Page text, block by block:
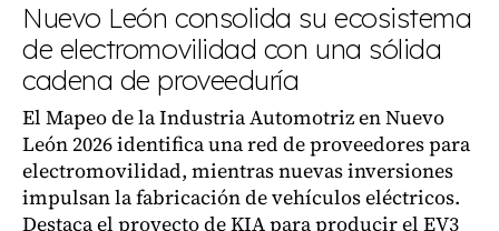
Nuevo León consolida su ecosistema
de electromovilidad con una sólida
cadena de proveeduría
El Mapeo de la Industria Automotriz en Nuevo
León 2026 identifica una red de proveedores para
electromovilidad, mientras nuevas inversiones
impulsan la fabricación de vehículos eléctricos.
Destaca el proyecto de KIA para producir el EV3